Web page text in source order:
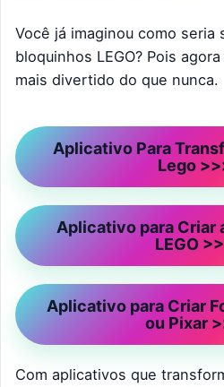
Você já imaginou como seria
bloquinhos LEGO? Pois
mais divertido do que nunca.
Aplicativo Para
Lego
Aplicativo para Criar
LEGO
Aplicativo para Criar
ou Pixar
Com aplicativos que